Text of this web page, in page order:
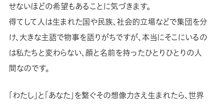
せないほどの希望もあることに気づきます。
得てして人は生まれた国や民族、社会的立場などで集団を分
け、大きな主語で物事を語りがちですが、本当にそこにいるの
は私たちと変わらない、顔と名前を持ったひとりひとりの人
間なのです。
「わたし」と「あなた」を繋ぐその想像力さえ生まれたら、世界